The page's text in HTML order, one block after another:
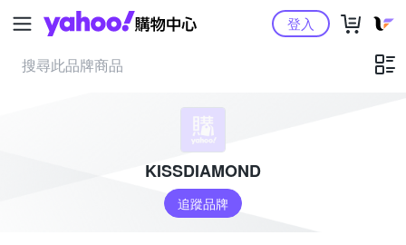
Yahoo購物中心登入
KISSDIAMOND
追蹤品牌